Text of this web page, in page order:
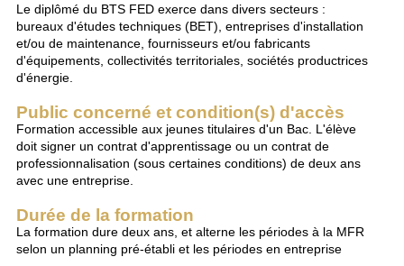
Le diplômé du BTS FED exerce dans divers secteurs :
bureaux d'études techniques (BET), entreprises d'installation
et/ou de maintenance, fournisseurs et/ou fabricants
d'équipements, collectivités territoriales, sociétés productrices
d'énergie.
Public concerné et condition(s) d'accès
Formation accessible aux jeunes titulaires d'un Bac. L'élève
doit signer un contrat d'apprentissage ou un contrat de
professionnalisation (sous certaines conditions) de deux ans
avec une entreprise.
Durée de la formation
La formation dure deux ans, et alterne les périodes à la MFR
selon un planning pré-établi et les périodes en entreprise